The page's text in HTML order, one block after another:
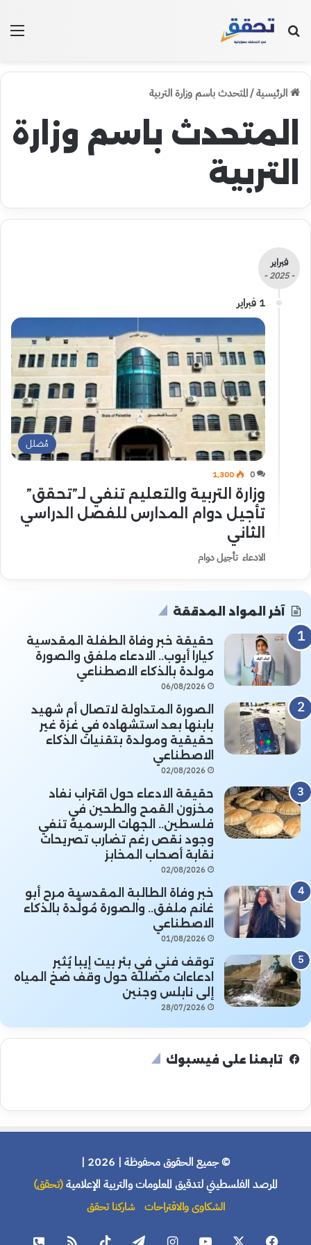
بحث عن
الرئيسية/المتحدث باسم وزارة التربية
المتحدث باسم وزارة
التربية
فبراير
- 2025 -
1 فبراير
مُضلل
0 1٬300
وزارة التربية والتعليم تنفي لـ”تحقق”
تأجيل دوام المدارس للفصل الدراسي
الثاني
الادعاء تأجيل دوام
آخر المواد المدققة
حقيقة خبر وفاة الطفلة المقدسية
كيارا أيوب.. الادعاء ملفق والصورة
مولدة بالذكاء الاصطناعي
06/08/2026
الصورة المتداولة لاتصال أم شهيد
بابنها بعد استشهاده في غزة غير
حقيقية ومولدة بتقنيات الذكاء
الاصطناعي
02/08/2026
حقيقة الادعاء حول اقتراب نفاد
مخزون القمح والطحين في
فلسطين.. الجهات الرسمية تنفي
وجود نقص رغم تضارب تصريحات
نقابة أصحاب المخابز
02/08/2026
خبر وفاة الطالبة المقدسية مرح أبو
غانم ملفق.. والصورة مُولَّدة بالذكاء
الاصطناعي
01/08/2026
توقف فني في بئر بيت إيبا يُثير
ادعاءات مضللة حول وقف ضخ المياه
إلى نابلس وجنين
28/07/2026
تابعنا على فيسبوك
© جميع الحقوق محفوظة | 2026 |
المرصد الفلسطيني لتدقيق المعلومات والتربية الإعلامية(تحقق)
الشكاوى والاقتراحات شاركنا تحقق